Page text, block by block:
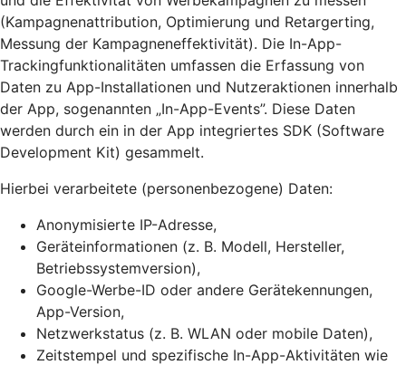
(Kampagnenattribution, Optimierung und Retargerting,
Messung der Kampagneneffektivität). Die In-App-
Trackingfunktionalitäten umfassen die Erfassung von
Daten zu App-Installationen und Nutzeraktionen innerhalb
der App, sogenannten „In-App-Events”. Diese Daten
werden durch ein in der App integriertes SDK (Software
Development Kit) gesammelt.
Hierbei verarbeitete (personenbezogene) Daten:
Anonymisierte IP-Adresse,
Geräteinformationen (z. B. Modell, Hersteller,
Betriebssystemversion),
Google-Werbe-ID oder andere Gerätekennungen,
App-Version,
Netzwerkstatus (z. B. WLAN oder mobile Daten),
Zeitstempel und spezifische In-App-Aktivitäten wie